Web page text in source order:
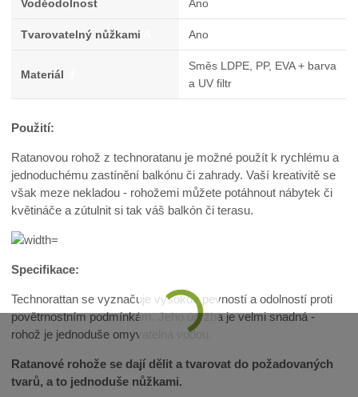
Voděodolnost Ano
Tvarovatelný nůžkami Ano
Materiál
Směs LDPE, PP, EVA + barva
a UV filtr
Použití:
Ratanovou rohož z technoratanu je možné použít k rychlému a
jednoduchému zastínění balkónu či zahrady. Vaší kreativitě se
však meze nekladou - rohožemi můžete potáhnout nábytek či
květináče a zútulnit si tak váš balkón či terasu.
Specifikace:
Technorattan se vyznačuje vysokou pevností a odolností proti
povětrnostním podmínkám. Jeho údržba je velmi snadná -
rohož je jednoduše omyvatelná vodou.
Ratanové rohože se dají dělit a tvarovat do požadovaných
tvarů, a to jednoduše nůžkami.